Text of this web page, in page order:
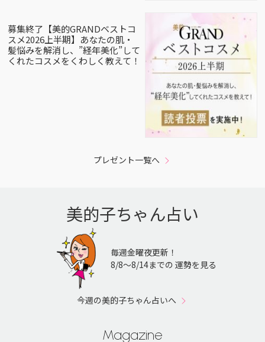
募集終了【美的GRANDベストコ
スメ2026上半期】あなたの肌・
髪悩みを解消し、”経年美化”して
くれたコスメをくわしく教えて！
プレゼント一覧へ
美的子ちゃん占い
毎週金曜夜更新！
8/8〜8/14までの 運勢を見る
今週の美的子ちゃん占いへ
Magazine